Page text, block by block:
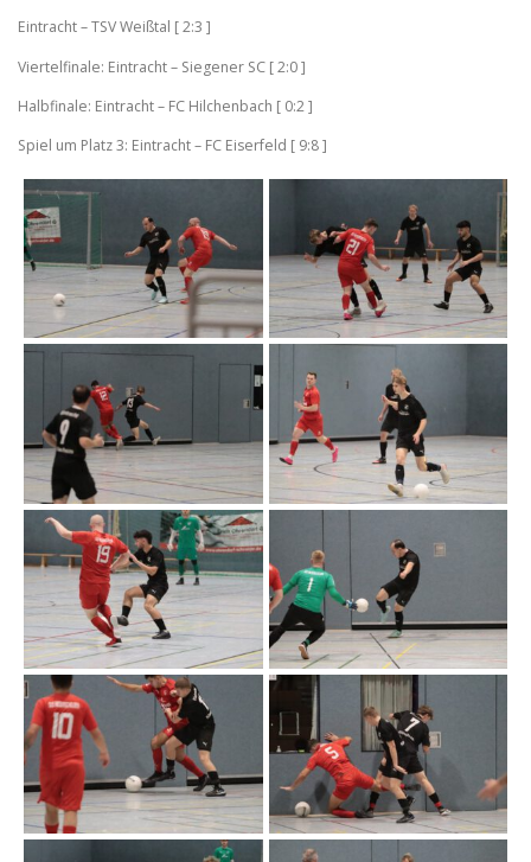
Eintracht – TSV Weißtal [ 2:3 ]
Viertelfinale: Eintracht – Siegener SC [ 2:0 ]
Halbfinale: Eintracht – FC Hilchenbach [ 0:2 ]
Spiel um Platz 3: Eintracht – FC Eiserfeld [ 9:8 ]